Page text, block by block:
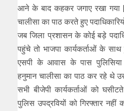
आने के बाद कहकर जगाए रखा गया
चालीसा का पाठ करते हुए
जब जिला प्रशासन के कोई बड़े
पहुंचे तो भाजपा कार्यकर्ताओं के
एसपी के आवास के पास पुलिसिया
हनुमान चालीसा का पाठ कर रहे थे
सभी बीजेपी कार्यकर्ताओं को
पुलिस उपद्रवियों को गिरफ्तार नहीं